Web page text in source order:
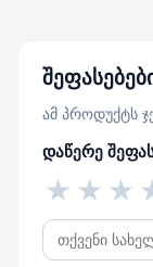
ამ პროდუქტს
დაწერე
★
★
★